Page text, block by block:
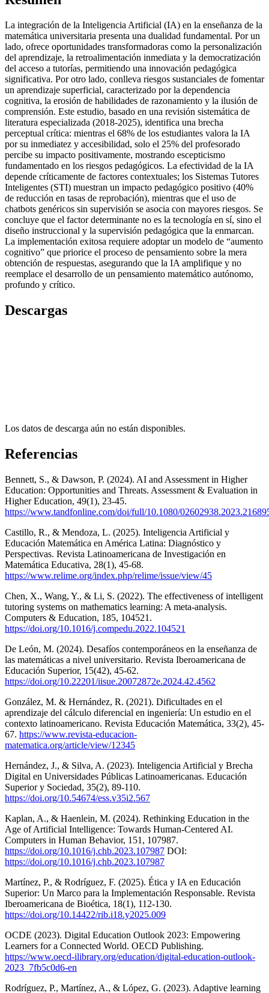
La integración de la Inteligencia Artificial (IA) en la enseñanza de la
matemática universitaria presenta una dualidad fundamental. Por un
lado, ofrece oportunidades transformadoras como la personalización
del aprendizaje, la retroalimentación inmediata y la democratización
del acceso a tutorías, permitiendo una innovación pedagógica
significativa. Por otro lado, conlleva riesgos sustanciales de fomentar
un aprendizaje superficial, caracterizado por la dependencia
cognitiva, la erosión de habilidades de razonamiento y la ilusión de
comprensión. Este estudio, basado en una revisión sistemática de
literatura especializada (2018-2025), identifica una brecha
perceptual crítica: mientras el 68% de los estudiantes valora la IA
por su inmediatez y accesibilidad, solo el 25% del profesorado
percibe su impacto positivamente, mostrando escepticismo
fundamentado en los riesgos pedagógicos. La efectividad de la IA
depende críticamente de factores contextuales; los Sistemas Tutores
Inteligentes (STI) muestran un impacto pedagógico positivo (40%
de reducción en tasas de reprobación), mientras que el uso de
chatbots genéricos sin supervisión se asocia con mayores riesgos. Se
concluye que el factor determinante no es la tecnología en sí, sino el
diseño instruccional y la supervisión pedagógica que la enmarcan.
La implementación exitosa requiere adoptar un modelo de “aumento
cognitivo” que priorice el proceso de pensamiento sobre la mera
obtención de respuestas, asegurando que la IA amplifique y no
reemplace el desarrollo de un pensamiento matemático autónomo,
profundo y crítico.
Descargas
Los datos de descarga aún no están disponibles.
Referencias
Bennett, S., & Dawson, P. (2024). AI and Assessment in Higher
Education: Opportunities and Threats. Assessment & Evaluation in
Higher Education, 49(1), 23-45.
https://www.tandfonline.com/doi/full/10.1080/
Castillo, R., & Mendoza, L. (2025). Inteligencia Artificial y
Educación Matemática en América Latina: Diagnóstico y
Perspectivas. Revista Latinoamericana de Investigación en
Matemática Educativa, 28(1), 45-68.
https://www.relime.org/index.php/relime/issue/view/45
Chen, X., Wang, Y., & Li, S. (2022). The effectiveness of intelligent
tutoring systems on mathematics learning: A meta-analysis.
Computers & Education, 185, 104521.
https://doi.org/10.1016/j.compedu.2022.104521
De León, M. (2024). Desafíos contemporáneos en la enseñanza de
las matemáticas a nivel universitario. Revista Iberoamericana de
Educación Superior, 15(42), 45-62.
https://doi.org/10.22201/iisue.20072872e.2024.42.4562
González, M. & Hernández, R. (2021). Dificultades en el
aprendizaje del cálculo diferencial en ingeniería: Un estudio en el
contexto latinoamericano. Revista Educación Matemática, 33(2), 45-
67. https://www.revista-educacion-
matematica.org/article/view/12345
Hernández, J., & Silva, A. (2023). Inteligencia Artificial y Brecha
Digital en Universidades Públicas Latinoamericanas. Educación
Superior y Sociedad, 35(2), 89-110.
https://doi.org/10.54674/ess.v35i2.567
Kaplan, A., & Haenlein, M. (2024). Rethinking Education in the
Age of Artificial Intelligence: Towards Human-Centered AI.
Computers in Human Behavior, 151, 107987.
https://doi.org/10.1016/j.chb.2023.107987 DOI:
https://doi.org/10.1016/j.chb.2023.107987
Martínez, P., & Rodríguez, F. (2025). Ética y IA en Educación
Superior: Un Marco para la Implementación Responsable. Revista
Iberoamericana de Bioética, 18(1), 112-130.
https://doi.org/10.14422/rib.i18.y2025.009
OCDE (2023). Digital Education Outlook 2023: Empowering
Learners for a Connected World. OECD Publishing.
https://www.oecd-ilibrary.org/education/digital-education-outlook-
2023_7fb5c0d6-en
Rodríguez, P., Martínez, A., & López, G. (2023). Adaptive learning